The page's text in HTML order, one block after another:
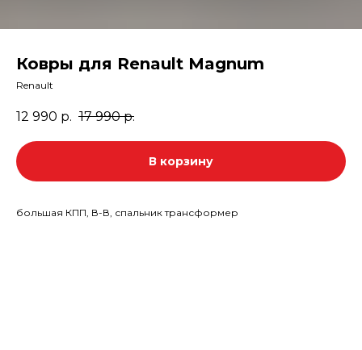
Ковры для Renault Magnum
Renault
12 990 р. 17 990 р.
В корзину
большая КПП, В-В, спальник трансформер